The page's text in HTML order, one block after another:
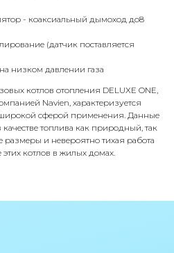
- коаксиальный дымоход до8
(датчик поставляется
низком давлении газа
котлов отопления DELUXE ONE,
Navien, характеризуется
сферой применения. Данные
качестве топлива как природный, так
и невероятно тихая работа
котлов в жилых домах.
шоссе,